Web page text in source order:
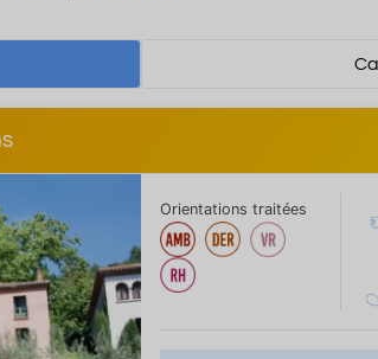
Orientations traitées